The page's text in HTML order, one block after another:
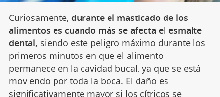
Curiosamente, durante el masticado de los
alimentos es cuando más se afecta el esmalte
dental, siendo este peligro máximo durante los
primeros minutos en que el alimento
permanece en la cavidad bucal, ya que se está
moviendo por toda la boca. El daño es
significativamente mayor si los cítricos se